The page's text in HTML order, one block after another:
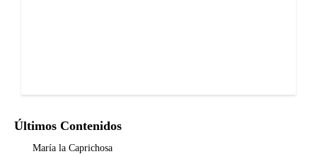
Últimos Contenidos
María la Caprichosa